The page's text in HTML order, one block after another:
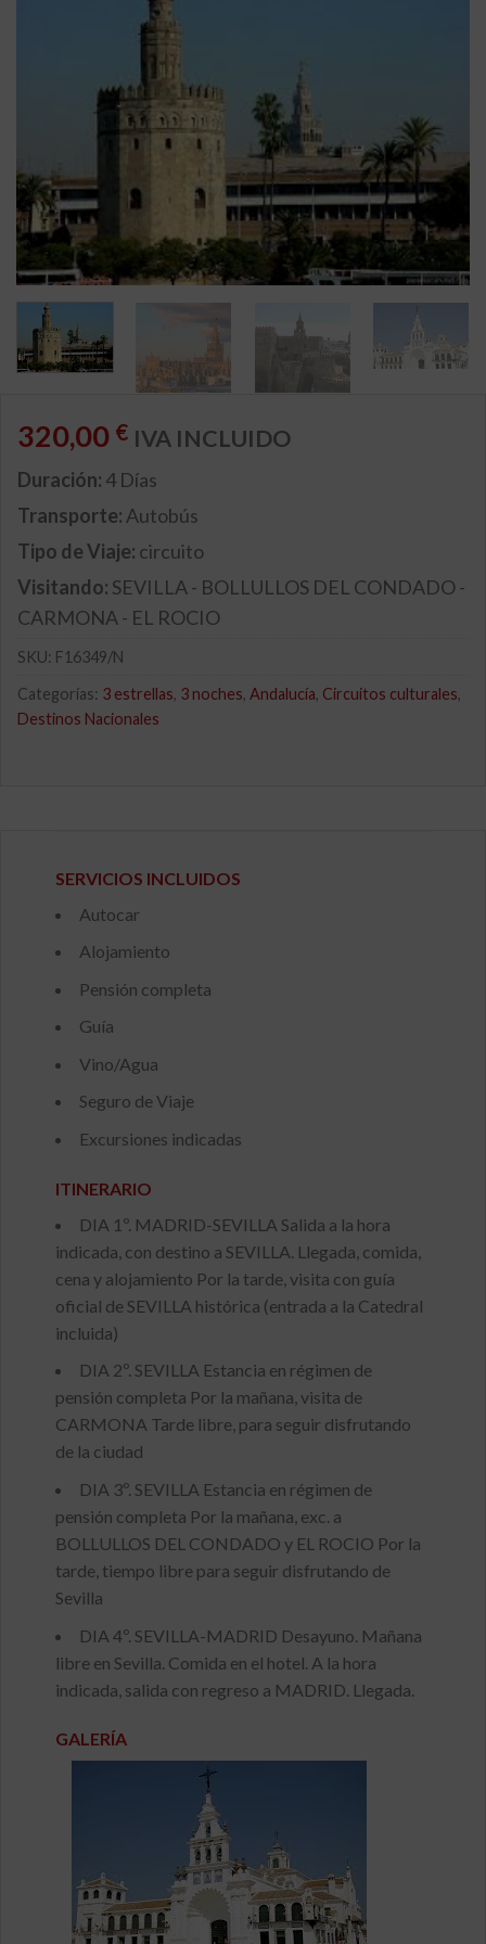
320,00 € IVA INCLUIDO
Duración: 4 Días
Transporte: Autobús
Tipo de Viaje: circuito
Visitando: SEVILLA - BOLLULLOS DEL CONDADO -
CARMONA - EL ROCIO
SKU: F16349/N
Categorías: 3 estrellas, 3 noches, Andalucía, Circuitos culturales,
Destinos Nacionales
SERVICIOS INCLUIDOS
Autocar
Alojamiento
Pensión completa
Guía
Vino/Agua
Seguro de Viaje
Excursiones indicadas
ITINERARIO
DIA 1º. MADRID-SEVILLA Salida a la hora
indicada, con destino a SEVILLA. Llegada, comida,
cena y alojamiento Por la tarde, visita con guía
oficial de SEVILLA histórica (entrada a la Catedral
incluida)
DIA 2º. SEVILLA Estancia en régimen de
pensión completa Por la mañana, visita de
CARMONA Tarde libre, para seguir disfrutando
de la ciudad
DIA 3º. SEVILLA Estancia en régimen de
pensión completa Por la mañana, exc. a
BOLLULLOS DEL CONDADO y EL ROCIO Por la
tarde, tiempo libre para seguir disfrutando de
Sevilla
DIA 4º. SEVILLA-MADRID Desayuno. Mañana
libre en Sevilla. Comida en el hotel. A la hora
indicada, salida con regreso a MADRID. Llegada.
GALERÍA